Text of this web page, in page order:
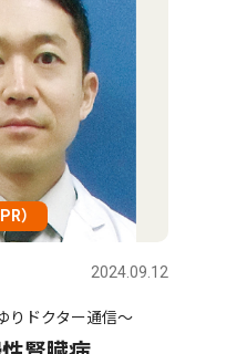
）
2024.09.12
りドクター通信〜